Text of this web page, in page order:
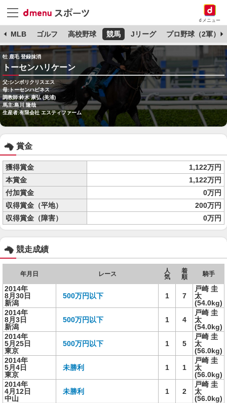
dメニュー
MLB ゴルフ 高校野球 競馬 Jリーグ プロ野球（2軍）
牡 鹿毛 登録抹消
トーセンハリケーン
父:シンボリクリスエス
母:トーセンハピネス
調教師:鈴木 康弘 (美浦)
馬主:島川 隆哉
生産者:有限会社 エスティファーム
賞金
獲得賞金
1,122万円
本賞金
1,122万円
付加賞金
0万円
収得賞金（平地）
200万円
収得賞金（障害）
0万円
競走成績
年月日 レース
人
気
着
順
騎手
2014年
8月30日
新潟
500万円以下 1 7
戸崎 圭
太
(54.0kg)
2014年
8月3日
新潟
500万円以下 1 4
戸崎 圭
太
(54.0kg)
2014年
5月25日
東京
500万円以下 1 5
戸崎 圭
太
(56.0kg)
2014年
5月4日
東京
未勝利 1 1
戸崎 圭
太
(56.0kg)
2014年
4月12日
中山
未勝利 1 2
戸崎 圭
太
(56.0kg)